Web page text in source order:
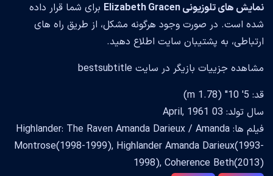
نمایش های تلوزیونی Elizabeth Gracen
برای شما قرار داده
شده است. در صورت وجود هرگونه مشکل، از طریق راه های
ارتباطی، به پشتیبان سایت اطلاع دهید.
مشاهده جزییات بازیگر در سایت bestsubtitle
قد: 5' 10" (1.78 m)
سال تولد: 03 April, 1961
فیلم ها: Highlander: The Raven Amanda Darieux / Amanda
Montrose(1998-1999), Highlander Amanda Darieux(1993-
1998), Coherence Beth(2013)